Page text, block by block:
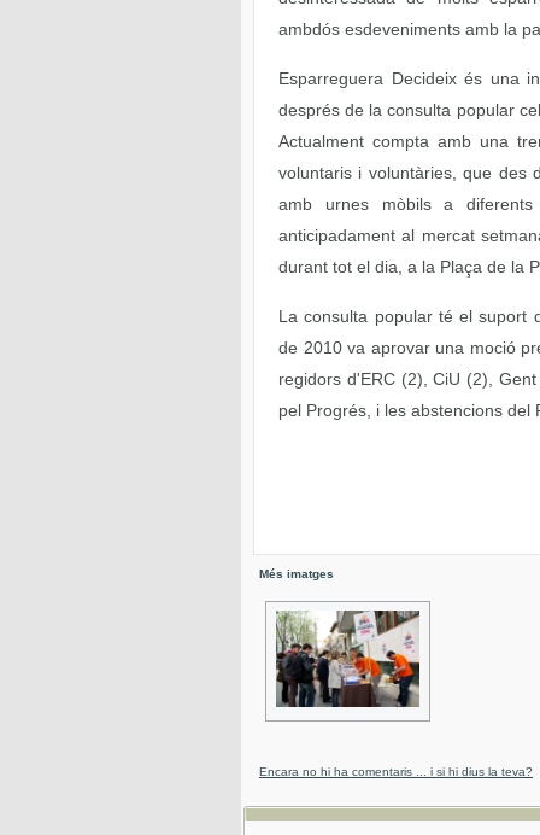
ambdós esdeveniments amb la
Esparreguera Decideix és una
després de la consulta popular
Actualment compta amb una
voluntaris i voluntàries, que des
amb urnes mòbils a
anticipadament al mercat
durant tot el dia, a la Plaça de la
La consulta popular té el suport
de 2010 va aprovar una moció
regidors d'ERC (2), CiU (2),
pel Progrés, i les abstencions
Més imatges
Encara no hi ha comentaris ... i si hi dius la teva?